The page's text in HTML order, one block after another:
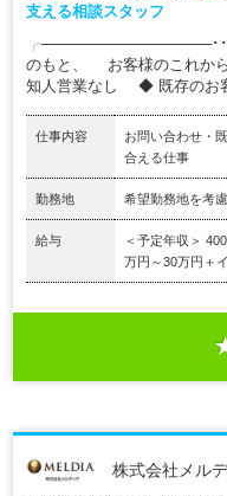
支える相談スタッフ
╭────────────────･･
のもと、 お客様のこれか
知人営業なし ◆ 既存のお客
仕事内容
お問い合わせ・
合える仕事
勤務地 希望勤務地を考
給与
＜予定年収＞
万円～30万円＋
株式会社メル